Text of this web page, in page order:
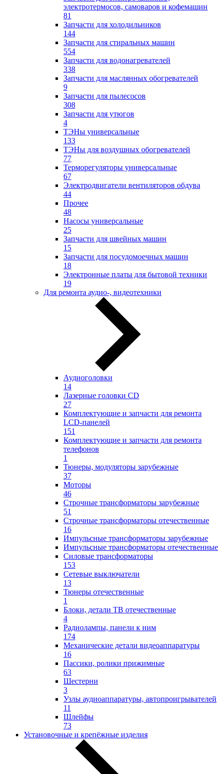
электротермосов, самоваров и кофемашин
81
Запчасти для холодильников
144
Запчасти для стиральных машин
554
Запчасти для водонагревателей
338
Запчасти для маслянных обогревателей
9
Запчасти для пылесосов
308
Запчасти для утюгов
4
ТЭНы универсальные
133
ТЭНы для воздушных обогревателей
77
Терморегуляторы универсальные
67
Электродвигатели вентиляторов обдува
44
Прочее
48
Насосы универсальные
25
Запчасти для швейных машин
15
Запчасти для посудомоечных машин
18
Электронные платы для бытовой техники
19
Для ремонта аудио-, видеотехники
Аудиоголовки
14
Лазерные головки CD
27
Комплектующие и запчасти для ремонта
LCD-панелей
151
Комплектующие и запчасти для ремонта
телефонов
1
Тюнеры, модуляторы зарубежные
37
Моторы
46
Строчные трансформаторы зарубежные
51
Строчные трансформаторы отечественные
16
Импульсные трансформаторы зарубежные
Импульсные трансформаторы отечественные
Силовые трансформаторы
153
Сетевые выключатели
13
Тюнеры отечественные
1
Блоки, детали ТВ отечественные
4
Радиолампы, панели к ним
174
Механические детали видеоаппаратуры
16
Пассики, ролики прижимные
63
Шестерни
3
Узлы аудиоаппаратуры, автопроигрывателей
11
Шлейфы
73
Установочные и крепёжные изделия